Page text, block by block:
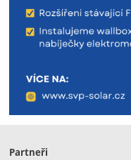
Partneři